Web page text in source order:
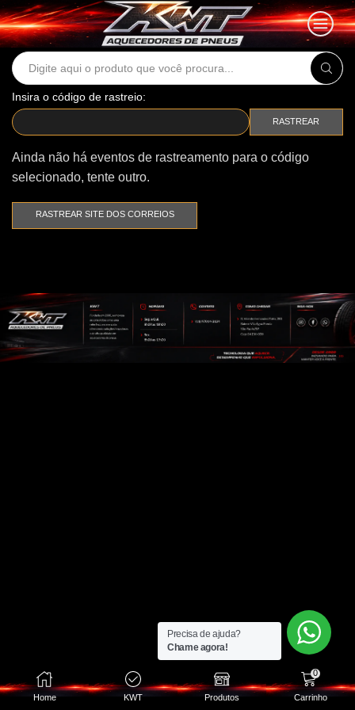
Search
Insira o código de rastreio:
RASTREAR
Ainda não há eventos de rastreamento para o código
selecionado, tente outro.
RASTREAR SITE DOS CORREIOS
Home KWT Produtos
0
Carrinho
Precisa de ajuda?
Chame agora!